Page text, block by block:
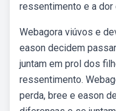
ressentimento e a dor
Webagora viúvos e
eason decidem
juntam em prol dos
ressentimento.
perda, bree e eason